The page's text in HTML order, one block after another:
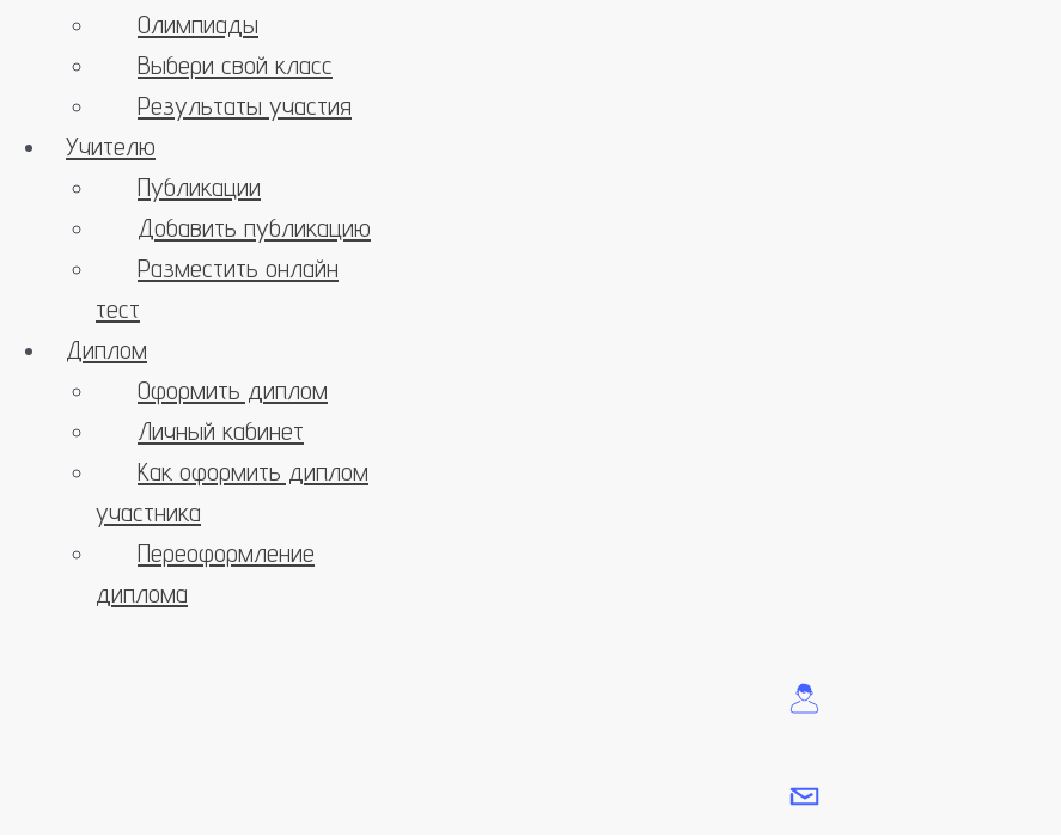
Олимпиады
Выбери свой класс
Результаты участия
Учителю
Публикации
Добавить публикацию
Разместить онлайн
тест
Диплом
Оформить диплом
Личный кабинет
Как оформить диплом
участника
Переоформление
диплома